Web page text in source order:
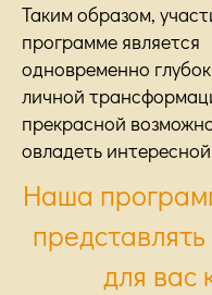
Таким образом,
программе является
одновременно
личной
прекрасной
овладеть
Наша
для вас